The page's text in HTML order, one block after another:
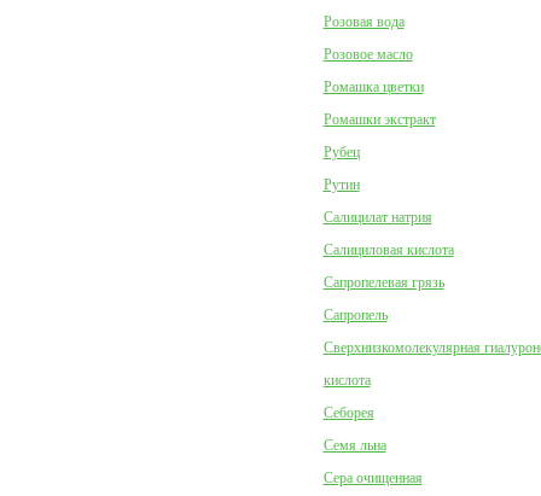
Розовая вода
Розовое масло
Ромашка цветки
Ромашки экстракт
Рубец
Рутин
Салицилат натрия
Салициловая кислота
Сапропелевая грязь
Сапропель
Сверхнизкомолекулярная
кислота
Себорея
Семя льна
Сера очищенная